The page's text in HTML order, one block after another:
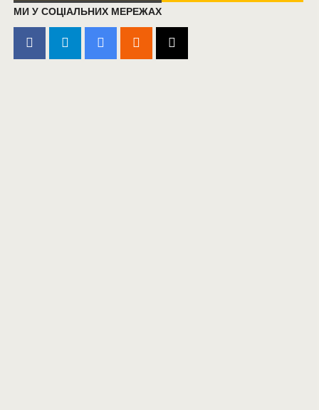
МИ У СОЦІАЛЬНИХ МЕРЕЖАХ